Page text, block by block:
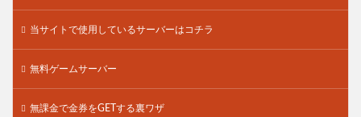
当サイトで使用しているサーバーはコチラ
無料ゲームサーバー
無課金で金券をGETする裏ワザ